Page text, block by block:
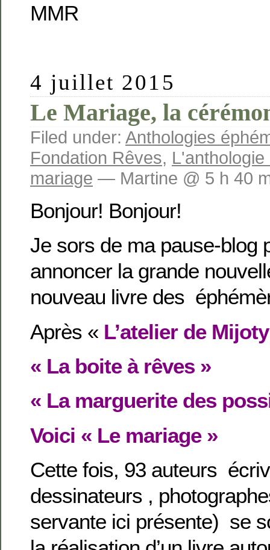
MMR
4 juillet 2015
Le Mariage, la
Filed under: Anthologies
Fondation Rêves,
mariage — Martine @ 5 h 40
Bonjour! Bonjour!
Je sors de ma pause-blog
annoncer la grande
nouveau livre des
Après « L’atelier de
« La boite à rêves »
« La marguerite des
Voici « Le mariage »
Cette fois, 93 auteurs
dessinateurs ,
servante ici présente) se